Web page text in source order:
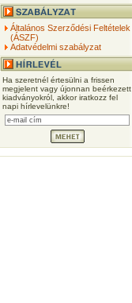
Általános Szerződési Feltételek
(ÁSZF)
Adatvédelmi szabályzat
Ha szeretnél értesülni a frissen
megjelent vagy újonnan beérkezett
kiadványokról, akkor iratkozz fel
napi hírlevelünkre!